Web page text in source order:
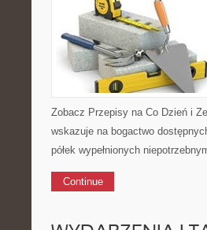
Zobacz Przepisy na Co Dzień i
wskazuje na bogactwo
półek wypełnionych
Continue